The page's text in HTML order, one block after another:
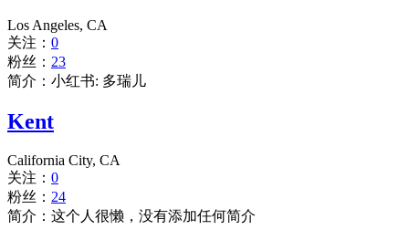
Los Angeles, CA
关注： 0
粉丝： 23
简介：小红书: 多瑞儿
Kent
California City, CA
关注： 0
粉丝： 24
简介：这个人很懒，没有添加任何简介